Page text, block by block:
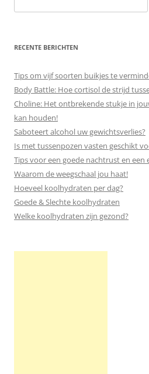
naar:
RECENTE BERICHTEN
Tips om vijf soorten buikjes te
Body Battle: Hoe cortisol de strijd
Choline: Het ontbrekende stukje in
kan houden!
Saboteert alcohol uw gewichtsverlies?
Is met tussenpozen vasten geschikt
Tips voor een goede nachtrust en een
Waarom de weegschaal jou haat!
Hoeveel koolhydraten per dag?
Goede & Slechte koolhydraten
Welke koolhydraten zijn gezond?